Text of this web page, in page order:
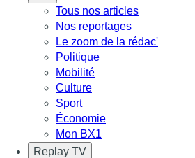
Tous nos articles
Nos reportages
Le zoom de la rédac'
Politique
Mobilité
Culture
Sport
Économie
Mon BX1
Replay TV